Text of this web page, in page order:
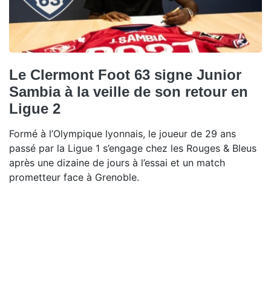
Le Clermont Foot 63 signe Junior
Sambia à la veille de son retour en
Ligue 2
Formé à l’Olympique lyonnais, le joueur de 29 ans
passé par la Ligue 1 s’engage chez les Rouges & Bleus
après une dizaine de jours à l’essai et un match
prometteur face à Grenoble.